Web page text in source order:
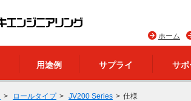
ホーム
用途例 サプライ サポ
ロールタイプ JV200 Series 仕様